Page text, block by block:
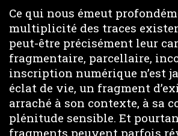
Ce qui nous émeut
multiplicité des traces
peut-être précisément leur
fragmentaire, parcellaire,
inscription numérique n’est
éclat de vie, un fragment
arraché à son contexte, à sa
plénitude sensible. Et
fragments peuvent parfois